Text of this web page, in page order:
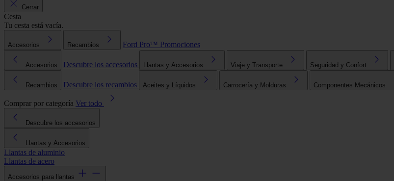
Cerrar
Cesta
Tu cesta está vacía.
Accesorios Recambios Ford Pro™ Promociones
Accesorios Descubre los accesorios Llantas y Accesorios Viaje y Transporte Seguridad y Confort
Recambios Descubre los recambios Aceites y Líquidos Carrocería y Molduras Componentes Mecánicos
Comprar por categoría Ver todo
Descubre los accesorios
Llantas y Accesorios
Llantas de aluminio
Llantas de acero
Accesorios para llantas